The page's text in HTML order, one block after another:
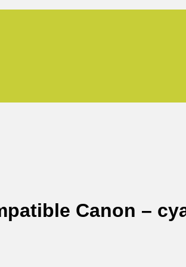
Canon –